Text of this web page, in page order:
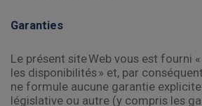
Garanties
Le présent site Web vous est fourni «
les disponibilités » et, par
ne formule aucune garantie
législative ou autre (y compris les